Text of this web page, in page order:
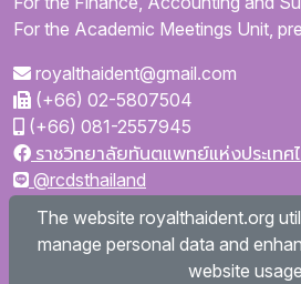
For the Academic Meetings Unit,
royalthaident@gmail.com
(+66) 02-5807504
(+66) 081-2557945
ราชวิทยาลัยทันตแพทย์แห่งประเทศ
@rcdsthailand
royalthaident
Royal College of Dental
The website royalthaident.org
manage personal data and
website